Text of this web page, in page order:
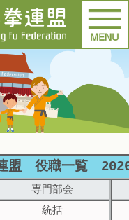
連盟 役職一覧
専門部会
統括